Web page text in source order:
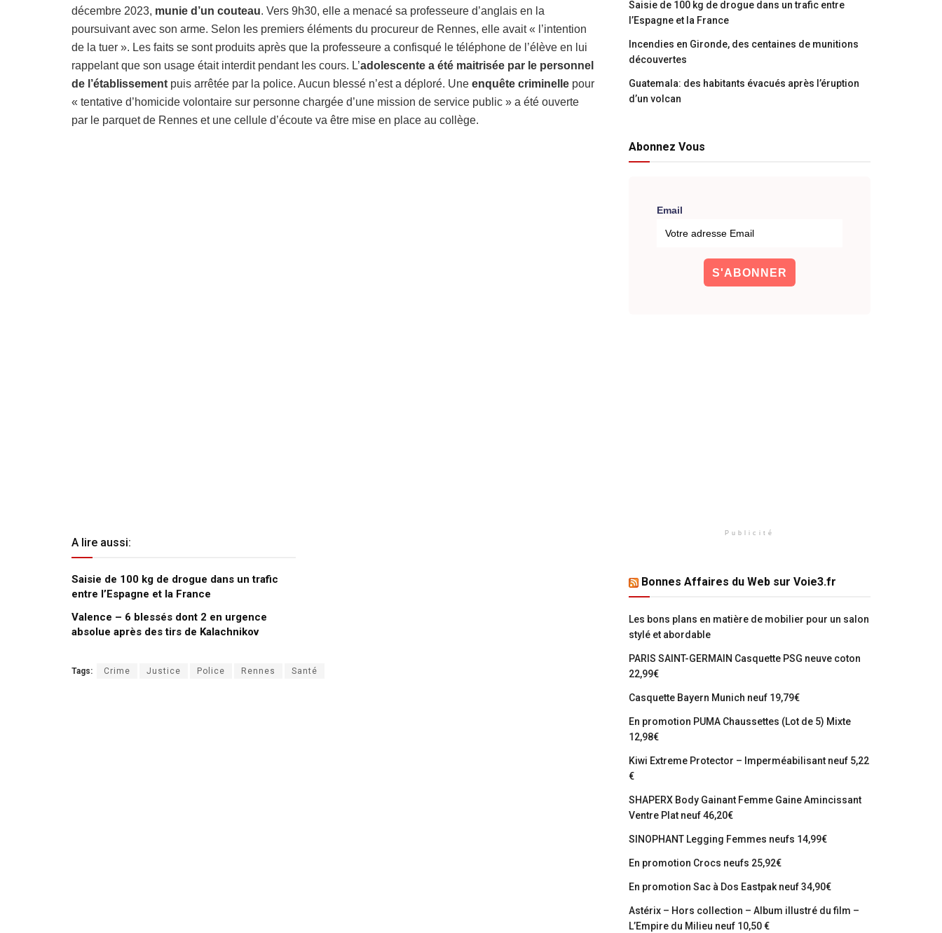
décembre 2023, munie d’un couteau. Vers 9h30, elle a menacé sa professeure d’anglais en la
poursuivant avec son arme. Selon les premiers éléments du procureur de Rennes, elle avait « l’intention
de la tuer ». Les faits se sont produits après que la professeure a confisqué le téléphone de l’élève en lui
rappelant que son usage était interdit pendant les cours. L’adolescente a été maitrisée par le personnel
de l’établissement puis arrêtée par la police. Aucun blessé n’est a déploré. Une enquête criminelle pour
« tentative d’homicide volontaire sur personne chargée d’une mission de service public » a été ouverte
par le parquet de Rennes et une cellule d’écoute va être mise en place au collège.
A lire aussi:
Saisie de 100 kg de drogue dans un trafic
entre l’Espagne et la France
Valence – 6 blessés dont 2 en urgence
absolue après des tirs de Kalachnikov
Tags: Crime Justice Police Rennes Santé
Saisie de 100 kg de drogue dans un trafic entre
l’Espagne et la France
Incendies en Gironde, des centaines de munitions
découvertes
Guatemala: des habitants évacués après l’éruption
d’un volcan
Abonnez Vous
Email
Publicité
Bonnes Affaires du Web sur Voie3.fr
Les bons plans en matière de mobilier pour un salon
stylé et abordable
PARIS SAINT-GERMAIN Casquette PSG neuve coton
22,99€
Casquette Bayern Munich neuf 19,79€
En promotion PUMA Chaussettes (Lot de 5) Mixte
12,98€
Kiwi Extreme Protector – Imperméabilisant neuf 5,22
€
SHAPERX Body Gainant Femme Gaine Amincissant
Ventre Plat neuf 46,20€
SINOPHANT Legging Femmes neufs 14,99€
En promotion Crocs neufs 25,92€
En promotion Sac à Dos Eastpak neuf 34,90€
Astérix – Hors collection – Album illustré du film –
L’Empire du Milieu neuf 10,50 €